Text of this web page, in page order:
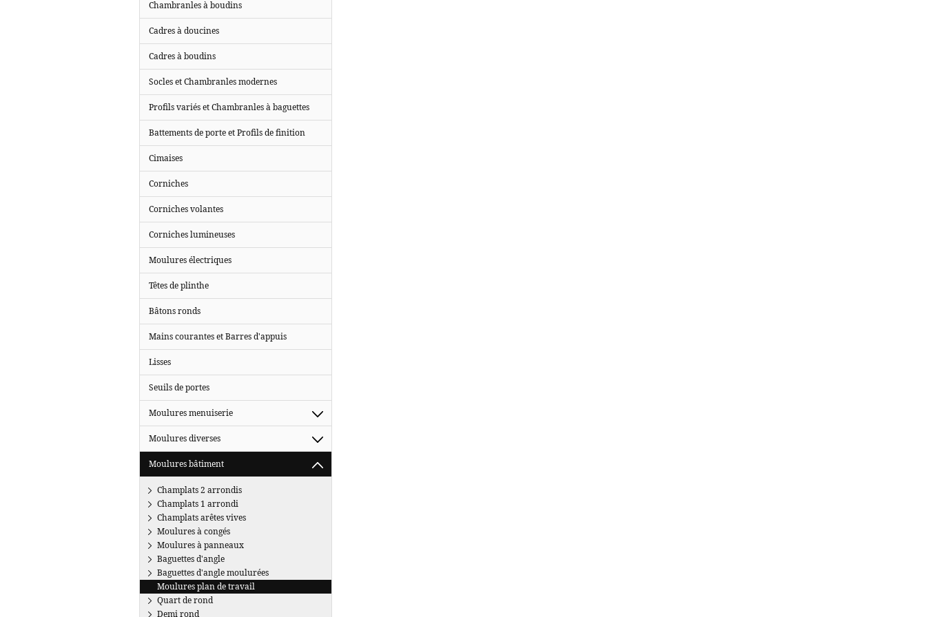
Chambranles à boudins
Cadres à doucines
Cadres à boudins
Socles et Chambranles modernes
Profils variés et Chambranles à baguettes
Battements de porte et Profils de finition
Cimaises
Corniches
Corniches volantes
Corniches lumineuses
Moulures électriques
Têtes de plinthe
Bâtons ronds
Mains courantes et Barres d'appuis
Lisses
Seuils de portes
Moulures menuiserie
Moulures diverses
Moulures bâtiment
Champlats 2 arrondis
Champlats 1 arrondi
Champlats arêtes vives
Moulures à congés
Moulures à panneaux
Baguettes d'angle
Baguettes d'angle moulurées
Moulures plan de travail
Quart de rond
Demi rond